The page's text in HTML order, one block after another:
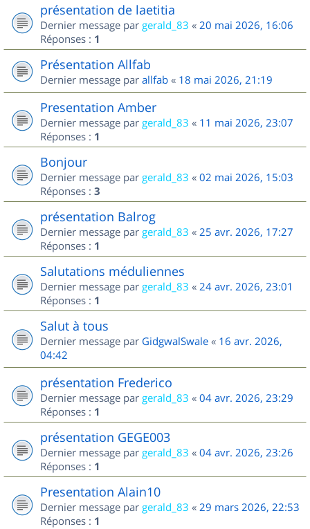
présentation de laetitia
Dernier message par gerald_83 « 20 mai 2026, 16:06
Réponses : 1
Présentation Allfab
Dernier message par allfab « 18 mai 2026, 21:19
Presentation Amber
Dernier message par gerald_83 « 11 mai 2026, 23:07
Réponses : 1
Bonjour
Dernier message par gerald_83 « 02 mai 2026, 15:03
Réponses : 3
présentation Balrog
Dernier message par gerald_83 « 25 avr. 2026, 17:27
Réponses : 1
Salutations méduliennes
Dernier message par gerald_83 « 24 avr. 2026, 23:01
Réponses : 1
Salut à tous
Dernier message par GidgwalSwale « 16 avr. 2026,
04:42
présentation Frederico
Dernier message par gerald_83 « 04 avr. 2026, 23:29
Réponses : 1
présentation GEGE003
Dernier message par gerald_83 « 04 avr. 2026, 23:26
Réponses : 1
Presentation Alain10
Dernier message par gerald_83 « 29 mars 2026, 22:53
Réponses : 1